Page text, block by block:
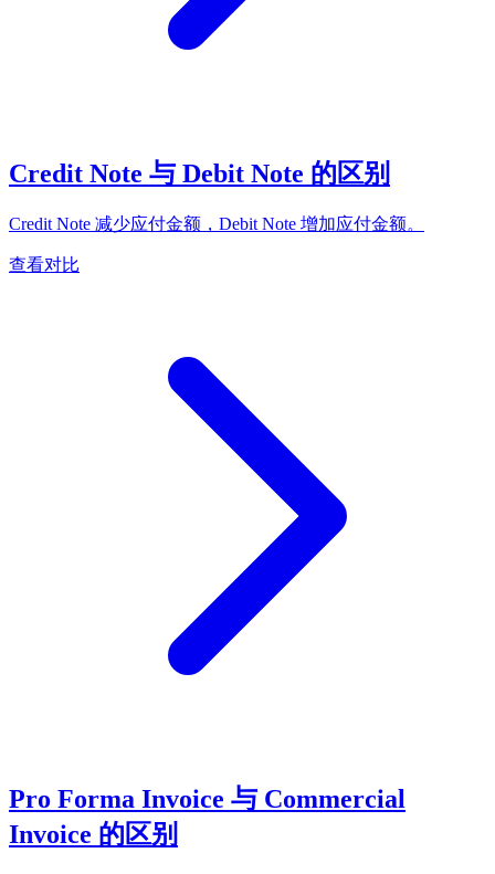
Credit Note 与 Debit Note 的区别
Credit Note 减少应付金额，Debit Note 增加应付金额。
查看对比
Pro Forma Invoice 与 Commercial
Invoice 的区别